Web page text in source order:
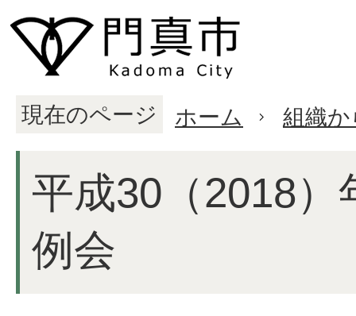
現在のページ ホーム 組織
平成30（2018）
例会